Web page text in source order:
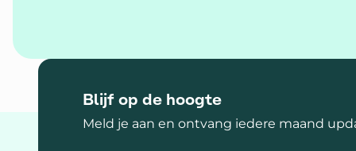
Blijf op de hoogte
Meld je aan en ontvang iedere maand